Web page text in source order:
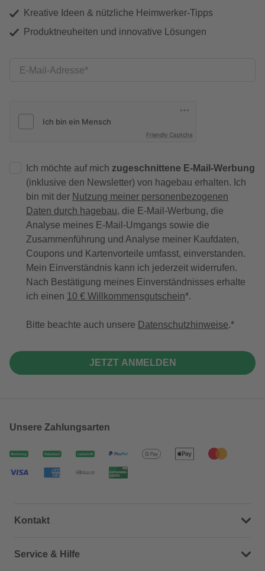
Kreative Ideen & nützliche Heimwerker-Tipps
Produktneuheiten und innovative Lösungen
E-Mail-Adresse
Friendly Captcha
Ich möchte auf mich zugeschnittene E-Mail-Werbung
(inklusive den Newsletter) von hagebau erhalten. Ich
bin mit der Nutzung meiner personenbezogenen
Daten durch hagebau, die E-Mail-Werbung, die
Analyse meines E-Mail-Umgangs sowie die
Zusammenführung und Analyse meiner Kaufdaten,
Coupons und Kartenvorteile umfasst, einverstanden.
Mein Einverständnis kann ich jederzeit widerrufen.
Nach Bestätigung meines Einverständnisses erhalte
ich einen 10 € Willkommensgutschein*.
Bitte beachte auch unsere Datenschutzhinweise.
JETZT ANMELDEN
Unsere Zahlungsarten
Kontakt
Dein Kontakt zu uns
Service & Hilfe